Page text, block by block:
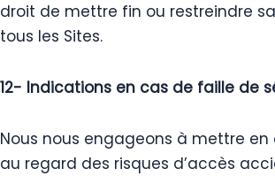
droit de mettre fin ou restreindre
tous les Sites.
12- Indications en cas de faille de
Nous nous engageons à mettre
au regard des risques d’accès